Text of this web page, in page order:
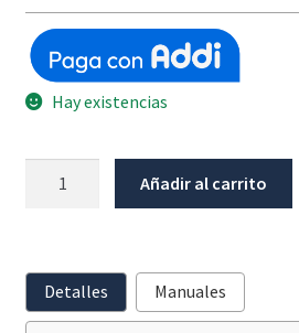
Hay existencias
K50
/
Añadir al carrito
Detalles Manuales